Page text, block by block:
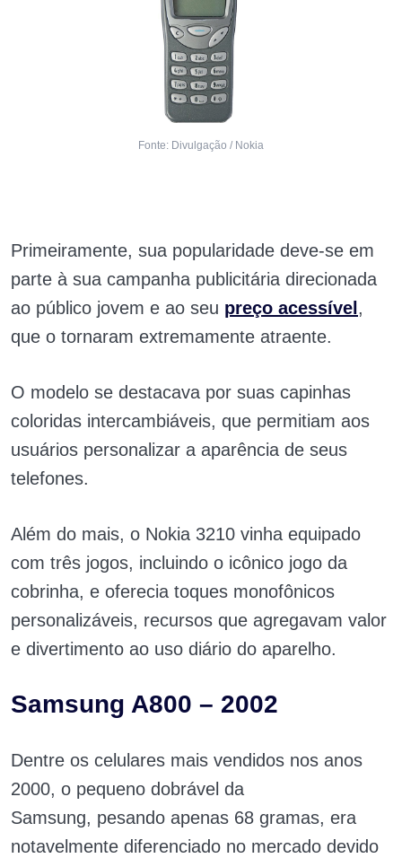
Fonte: Divulgação / Nokia
Primeiramente, sua popularidade deve-se em
parte à sua campanha publicitária direcionada
ao público jovem e ao seu preço acessível ,
que o tornaram extremamente atraente.
O modelo se destacava por suas capinhas
coloridas intercambiáveis, que permitiam aos
usuários personalizar a aparência de seus
telefones.
Além do mais, o Nokia 3210 vinha equipado
com três jogos, incluindo o icônico jogo da
cobrinha, e oferecia toques monofônicos
personalizáveis, recursos que agregavam valor
e divertimento ao uso diário do aparelho.
Samsung A800 – 2002
Dentre os celulares mais vendidos nos anos
2000, o pequeno dobrável da
Samsung, pesando apenas 68 gramas, era
notavelmente diferenciado no mercado devido